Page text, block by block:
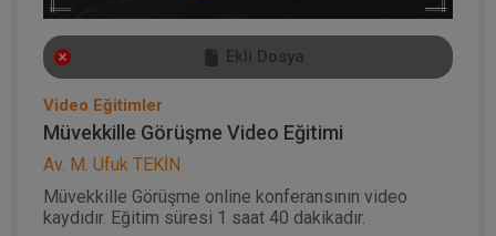
Ekli Dosya
Video Eğitimler
Müvekkille Görüşme Video Eğitimi
Av. M. Ufuk TEKİN
Müvekkille Görüşme online konferansının video
kaydıdır. Eğitim süresi 1 saat 40 dakikadır.